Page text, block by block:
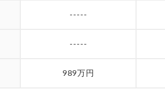
-----
-----
989万円